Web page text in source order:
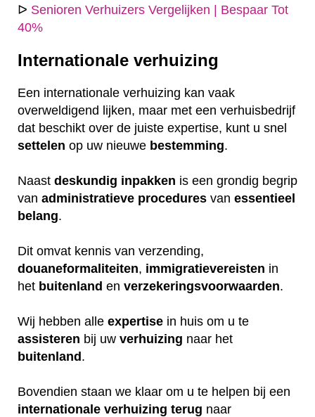
ᐅ Senioren Verhuizers Vergelijken | Bespaar Tot
40%
Internationale verhuizing
Een internationale verhuizing kan vaak
overweldigend lijken, maar met een verhuisbedrijf
dat beschikt over de juiste expertise, kunt u snel
settelen op uw nieuwe bestemming.
Naast deskundig inpakken is een grondig begrip
van administratieve procedures van essentieel
belang.
Dit omvat kennis van verzending,
douaneformaliteiten, immigratievereisten in
het buitenland en verzekeringsvoorwaarden.
Wij hebben alle expertise in huis om u te
assisteren bij uw verhuizing naar het
buitenland.
Bovendien staan we klaar om u te helpen bij een
internationale verhuizing terug naar